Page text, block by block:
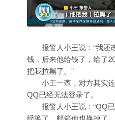
报警人小王说：“我还
钱，后来他给钱了，给了
把我拉黑了。”
小王一查，对方其实连
QQ已经无法登录了。
报警人小王说：“QQ已
经换了，邮箱他也换掉了